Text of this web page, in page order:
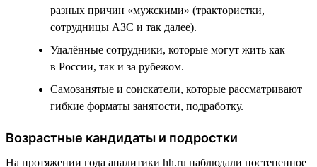
разных причин «мужскими» (трактористки,
сотрудницы АЗС и так далее).
Удалённые сотрудники, которые могут жить как
в России, так и за рубежом.
Самозанятые и соискатели, которые рассматривают
гибкие форматы занятости, подработку.
Возрастные кандидаты и подростки
На протяжении года аналитики hh.ru наблюдали постепенное